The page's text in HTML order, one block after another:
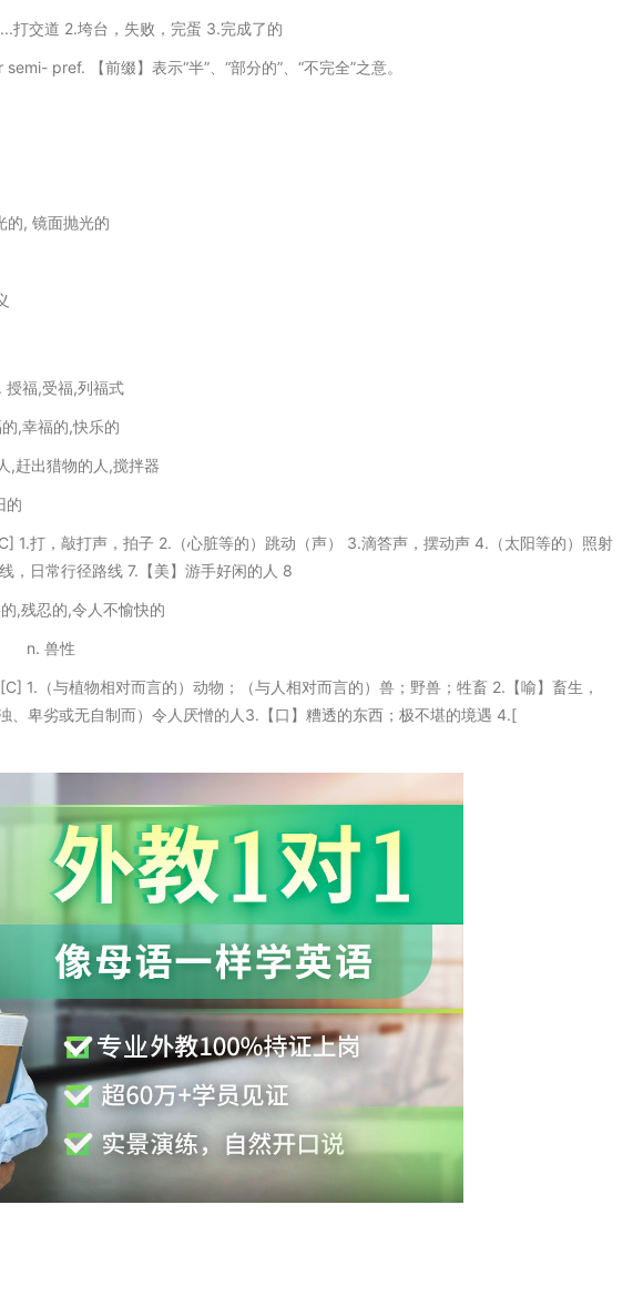
打交道 2.垮台，失败，完蛋 3.完成了的
pref. 【前缀】表示“半”、“部分的”、“不完全”之意。
的, 镜面抛光的
授福,受福,列福式
,幸福的,快乐的
,赶出猎物的人,搅拌器
的
1.打，敲打声，拍子 2.（心脏等的）跳动（声） 3.滴答声，摆动声 4.（太阳等的）照射
，日常行径路线 7.【美】游手好闲的人 8
,残忍的,令人不愉快的
n. 兽性
1.（与植物相对而言的）动物；（与人相对而言的）兽；野兽；牲畜 2.【喻】畜生，
、卑劣或无自制而）令人厌憎的人3.【口】糟透的东西；极不堪的境遇 4.[